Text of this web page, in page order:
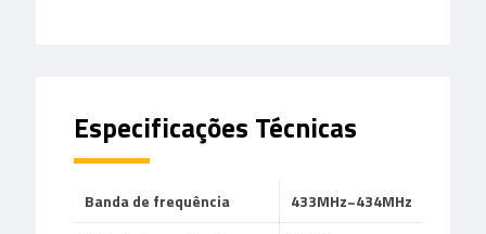
Especificações Técnicas
Banda de frequência
433MHz~434MHz